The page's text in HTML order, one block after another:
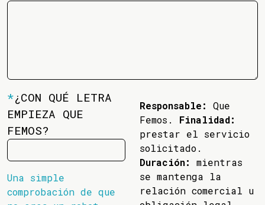
*¿CON QUÉ LETRA
EMPIEZA QUE
FEMOS?
Una simple
comprobación de que
Responsable:
Que
Femos. Finalidad:
prestar el servicio
solicitado.
Duración:
mientras
se mantenga la
relación comercial u